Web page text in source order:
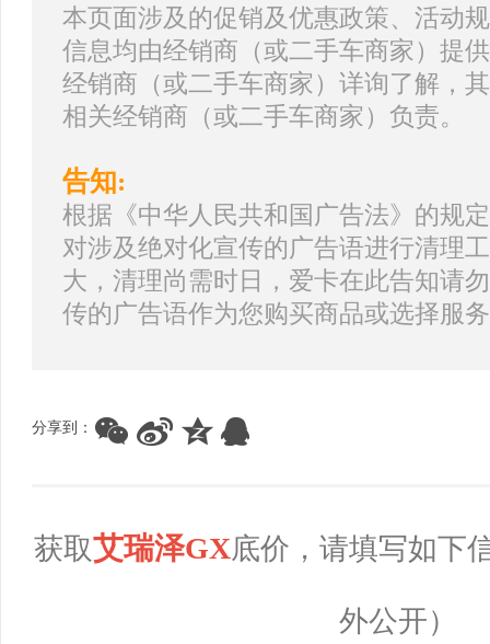
本页面涉及的促销及优惠政策、活动
信息均由经销商（或二手车商家）提
经销商（或二手车商家）详询了解，
相关经销商（或二手车商家）负责。
告知:
根据《中华人民共和国广告法》的规
对涉及绝对化宣传的广告语进行清理
大，清理尚需时日，爱卡在此告知请
传的广告语作为您购买商品或选择服
分享到：
获取艾瑞泽GX底价，请填写如下
外公开）